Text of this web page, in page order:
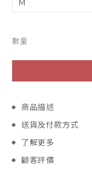
數量
商品描述
送貨及付款方式
了解更多
顧客評價